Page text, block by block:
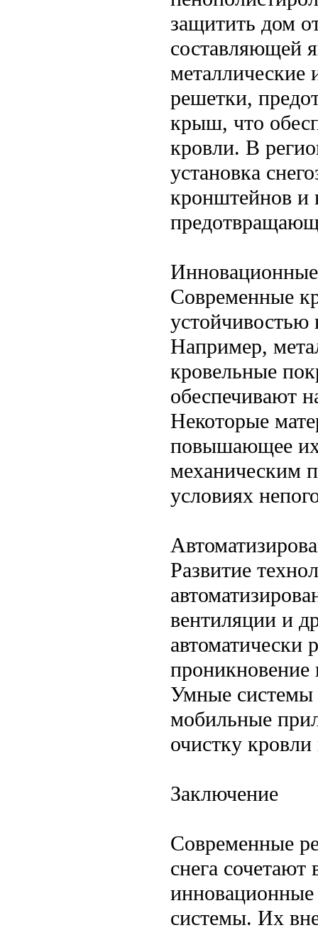
защитить дом
составляющей
металлические
решетки,
крыш, что
кровли. В
установка
кронштейнов и
Современные
устойчивостью
Например,
кровельные
обеспечивают
Некоторые
повышающее их
механическим
условиях
Развитие
вентиляции и
Умные системы
мобильные
очистку
Заключение
Современные
снега
инновационные
системы. Их